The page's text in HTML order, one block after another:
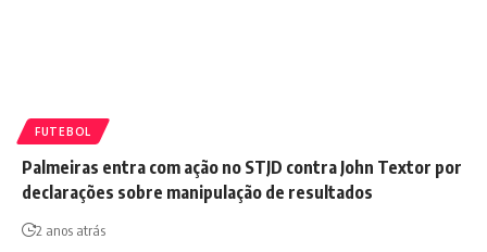
FUTEBOL
Palmeiras entra com ação no STJD contra John Textor por
declarações sobre manipulação de resultados
2 anos atrás